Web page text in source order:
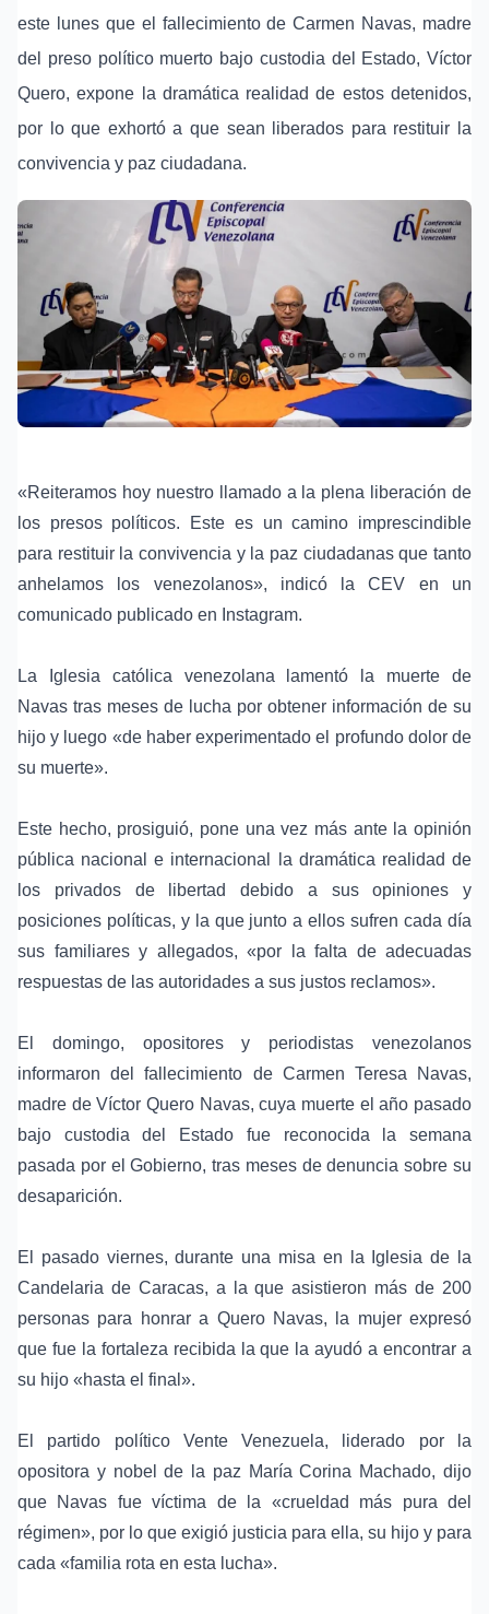
este lunes que el fallecimiento de Carmen Navas, madre
del preso políticomuerto bajo custodia del Estado, Víctor
Quero, expone la dramática realidad de estos detenidos,
por lo que exhortó a que sean liberados para restituir la
convivencia y paz ciudadana.
«Reiteramos hoy nuestro llamado a la plena liberación de
los presos políticos. Este es un camino imprescindible
para restituir la convivencia y la paz ciudadanas que tanto
anhelamos los venezolanos», indicó la CEV en un
comunicado publicado en Instagram.
La Iglesia católica venezolana lamentó la muerte de
Navas tras meses de lucha por obtener información de su
hijo y luego «de haber experimentado el profundo dolor de
su muerte».
Este hecho, prosiguió, pone una vez más ante la opinión
pública nacional e internacional la dramática realidad de
los privados de libertad debido a sus opiniones y
posiciones políticas, y la que junto a ellos sufren cada día
sus familiares y allegados, «por la falta de adecuadas
respuestas de las autoridades a sus justos reclamos».
El domingo, opositores y periodistas venezolanos
informaron del fallecimiento de Carmen Teresa Navas,
madre de Víctor Quero Navas, cuya muerte el año pasado
bajo custodia del Estado fue reconocida la semana
pasada por el Gobierno, tras meses de denuncia sobre su
desaparición.
El pasado viernes, durante una misa en la Iglesia de la
Candelaria de Caracas, a la que asistieron más de 200
personas para honrar a Quero Navas, la mujer expresó
que fue la fortaleza recibida la que la ayudó a encontrar a
su hijo «hasta el final».
El partido político Vente Venezuela, liderado por la
opositora y nobel de la paz María Corina Machado, dijo
que Navas fue víctima de la «crueldad más pura del
régimen», por lo que exigió justicia para ella, su hijo y para
cada «familia rota en esta lucha».